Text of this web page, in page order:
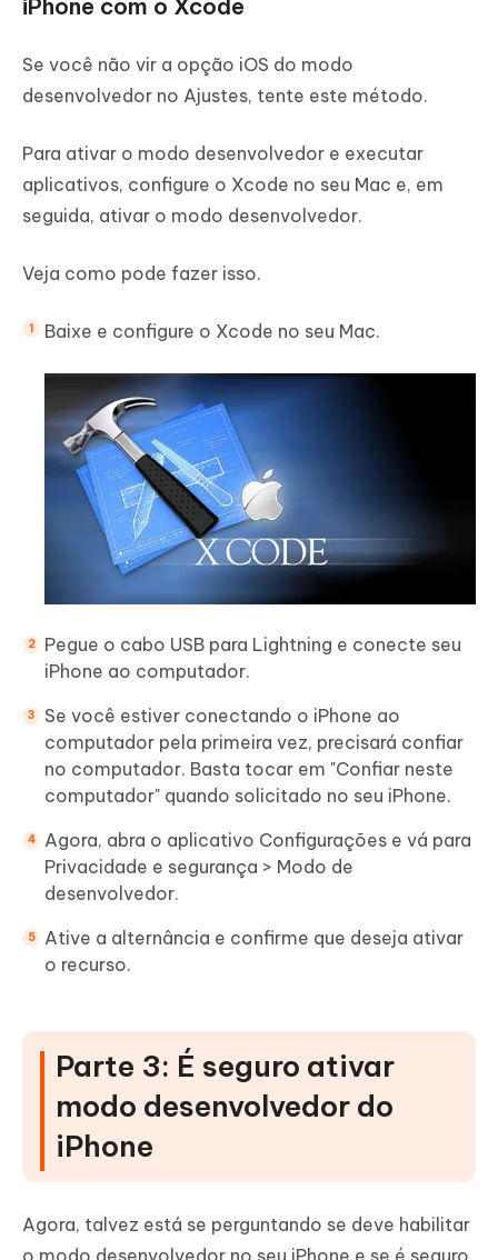
iPhone com o Xcode
Se você não vir a opção iOS do modo
desenvolvedor no Ajustes, tente este método.
Para ativar o modo desenvolvedor e executar
aplicativos, configure o Xcode no seu Mac e, em
seguida, ativar o modo desenvolvedor.
Veja como pode fazer isso.
Baixe e configure o Xcode no seu Mac.
Pegue o cabo USB para Lightning e conecte seu
iPhone ao computador.
Se você estiver conectando o iPhone ao
computador pela primeira vez, precisará confiar
no computador. Basta tocar em "Confiar neste
computador" quando solicitado no seu iPhone.
Agora, abra o aplicativo Configurações e vá para
Privacidade e segurança > Modo de
desenvolvedor.
Ative a alternância e confirme que deseja ativar
o recurso.
Parte 3: É seguro ativar
modo desenvolvedor do
iPhone
Agora, talvez está se perguntando se deve habilitar